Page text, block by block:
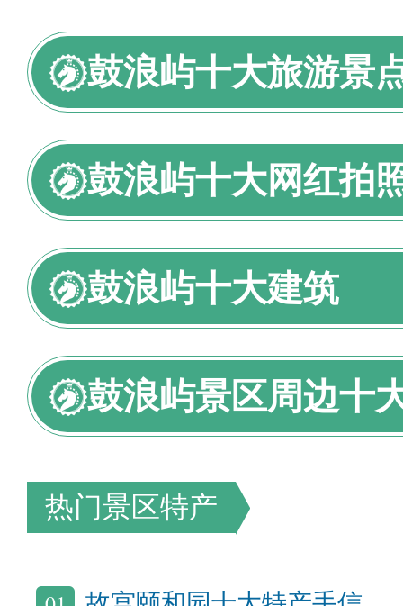
鼓浪屿十大旅游景
鼓浪屿十大网红拍
鼓浪屿十大建筑
鼓浪屿景区周边十
热门景区特产